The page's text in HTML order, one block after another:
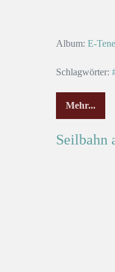
Album: E-
Schlagwörter:
Mehr...
Seilbahn